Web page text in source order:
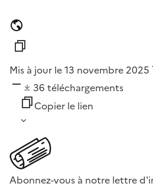
Mis à jour le 13 novembre 2025
36 téléchargements
Copier le lien
Abonnez-vous à notre lettre